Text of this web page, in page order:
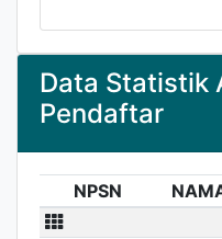
Data Statistik
Pendaftar
NPSN